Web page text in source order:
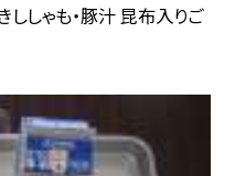
ししゃも・豚汁 昆布入りご